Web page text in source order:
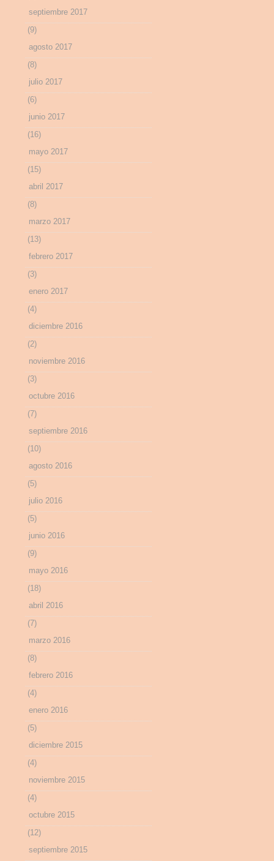
septiembre 2017
(9)
agosto 2017
(8)
julio 2017
(6)
junio 2017
(16)
mayo 2017
(15)
abril 2017
(8)
marzo 2017
(13)
febrero 2017
(3)
enero 2017
(4)
diciembre 2016
(2)
noviembre 2016
(3)
octubre 2016
(7)
septiembre 2016
(10)
agosto 2016
(5)
julio 2016
(5)
junio 2016
(9)
mayo 2016
(18)
abril 2016
(7)
marzo 2016
(8)
febrero 2016
(4)
enero 2016
(5)
diciembre 2015
(4)
noviembre 2015
(4)
octubre 2015
(12)
septiembre 2015